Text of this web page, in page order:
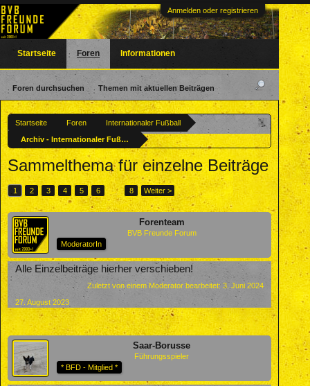
Anmelden oder registrieren
Startseite Foren
Internationaler Fußball
Archiv - Internationaler Fußball
Sammelthema für einzelne Beiträge
1 2 3 4 5 6 → 8 Weiter >
Forenteam
BVB Freunde Forum
ModeratorIn
Alle Einzelbeiträge hierher verschieben!
Zuletzt von einem Moderator bearbeitet:3. Juni 2024
27. August 2023
Saar-Borusse
Führungsspieler
* BFD - Mitglied *
Startseite Foren
Foren durchsuchen Themen mit aktuellen Beiträgen
Informationen